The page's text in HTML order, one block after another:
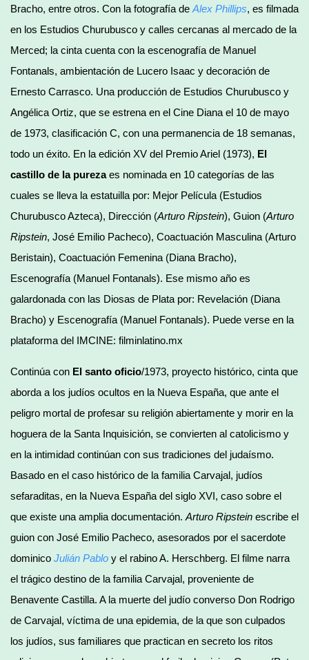
Bracho, entre otros. Con la fotografía de Alex Phillips, es filmada
en los Estudios Churubusco y calles cercanas al mercado de la
Merced; la cinta cuenta con la escenografía de Manuel
Fontanals, ambientación de Lucero Isaac y decoración de
Ernesto Carrasco. Una producción de Estudios Churubusco y
Angélica Ortiz, que se estrena en el Cine Diana el 10 de mayo
de 1973, clasificación C, con una permanencia de 18 semanas,
todo un éxito. En la edición XV del Premio Ariel (1973), El
castillo de la purezaes nominada en 10 categorías de las
cuales se lleva la estatuilla por: Mejor Película (Estudios
Churubusco Azteca), Dirección (Arturo Ripstein), Guion (Arturo
Ripstein, José Emilio Pacheco), Coactuación Masculina (Arturo
Beristain), Coactuación Femenina (Diana Bracho),
Escenografía (Manuel Fontanals). Ese mismo año es
galardonada con las Diosas de Plata por: Revelación (Diana
Bracho) y Escenografía (Manuel Fontanals). Puede verse en la
plataforma del IMCINE: filminlatino.mx
Continúa con El santo oficio/1973, proyecto histórico, cinta que
aborda a los judíos ocultos en la Nueva España, que ante el
peligro mortal de profesar su religión abiertamente y morir en la
hoguera de la Santa Inquisición, se convierten al catolicismo y
en la intimidad continúan con sus tradiciones del judaísmo.
Basado en el caso histórico de la familia Carvajal, judíos
sefaraditas, en la Nueva España del siglo XVI, caso sobre el
que existe una amplia documentación. Arturo Ripstein escribe el
guion con José Emilio Pacheco, asesorados por el sacerdote
dominico Julián Pablo y el rabino A. Herschberg. El filme narra
el trágico destino de la familia Carvajal, proveniente de
Benavente Castilla. A la muerte del judío converso Don Rodrigo
de Carvajal, víctima de una epidemia, de la que son culpados
los judíos, sus familiares que practican en secreto los ritos